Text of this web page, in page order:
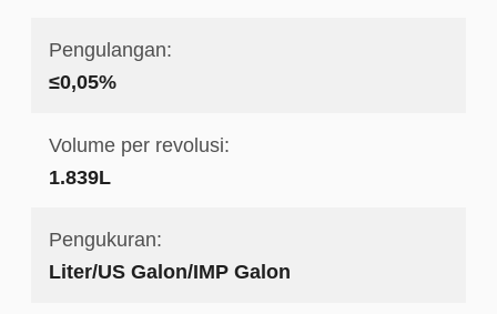
Pengulangan:
≤0,05%
Volume per revolusi:
1.839L
Pengukuran:
Liter/US Galon/IMP Galon